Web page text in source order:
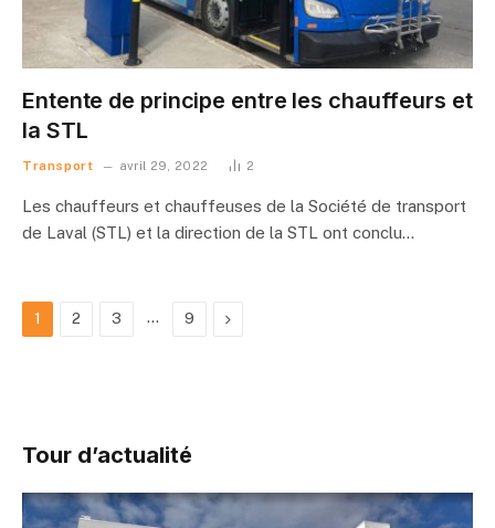
Entente de principe entre les chauffeurs et
la STL
Transport avril 29, 2022 2
Les chauffeurs et chauffeuses de la Société de transport
de Laval (STL) et la direction de la STL ont conclu…
1 2 3 … 9 Suivant
Tour d’actualité